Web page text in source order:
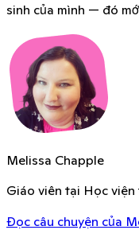
sinh của mình — đó
Melissa Chapple
Giáo viên tại Học viện
Đọc câu chuyện của